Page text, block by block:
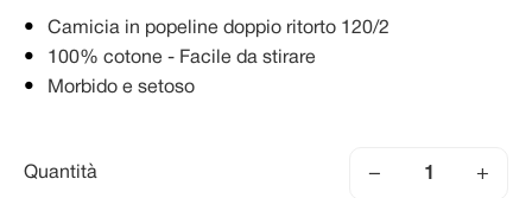
Camicia in popeline doppio ritorto 120/2
100% cotone - Facile da stirare
Morbido e setoso
Quantità − +